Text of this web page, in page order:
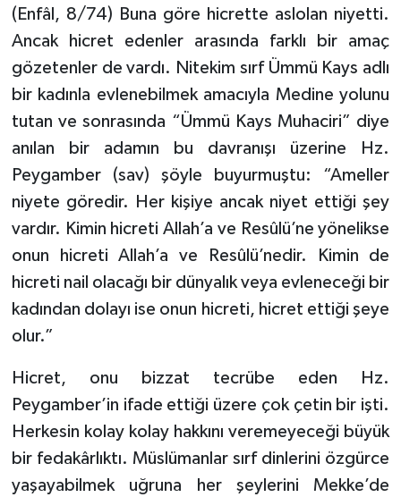
(Enfâl, 8/74) Buna göre hicrette aslolan niyetti.
Ancak hicret edenler arasında farklı bir amaç
gözetenler de vardı. Nitekim sırf Ümmü Kays adlı
bir kadınla evlenebilmek amacıyla Medine yolunu
tutan ve sonrasında “Ümmü Kays Muhaciri” diye
anılan bir adamın bu davranışı üzerine Hz.
Peygamber (sav) şöyle buyurmuştu: “Ameller
niyete göredir. Her kişiye ancak niyet ettiği şey
vardır. Kimin hicreti Allah’a ve Resûlü’ne yönelikse
onun hicreti Allah’a ve Resûlü’nedir. Kimin de
hicreti nail olacağı bir dünyalık veya evleneceği bir
kadından dolayı ise onun hicreti, hicret ettiği şeye
olur.”
Hicret, onu bizzat tecrübe eden Hz.
Peygamber’in ifade ettiği üzere çok çetin bir işti.
Herkesin kolay kolay hakkını veremeyeceği büyük
bir fedakârlıktı. Müslümanlar sırf dinlerini özgürce
yaşayabilmek uğruna her şeylerini Mekke’de